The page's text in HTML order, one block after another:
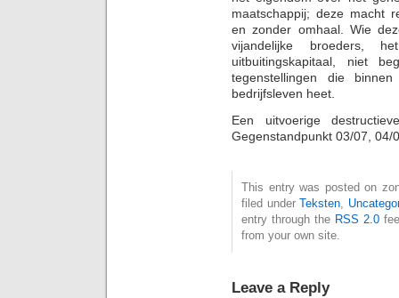
maatschappij; deze macht
en zonder omhaal. Wie
vijandelijke broeders,
uitbuitingskapitaal, niet
tegenstellingen die
bedrijfsleven heet.
Een uitvoerige
Gegenstandpunkt 03/07, 04/
This entry was posted on
filed underTeksten,
entry through the RSS 2.0
from your own site.
Leave a Reply